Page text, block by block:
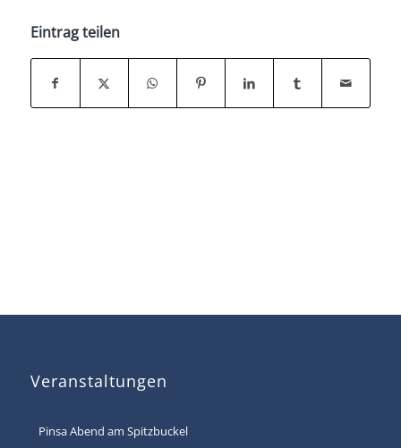
Eintrag teilen
Veranstaltungen
Pinsa Abend am Spitzbuckel